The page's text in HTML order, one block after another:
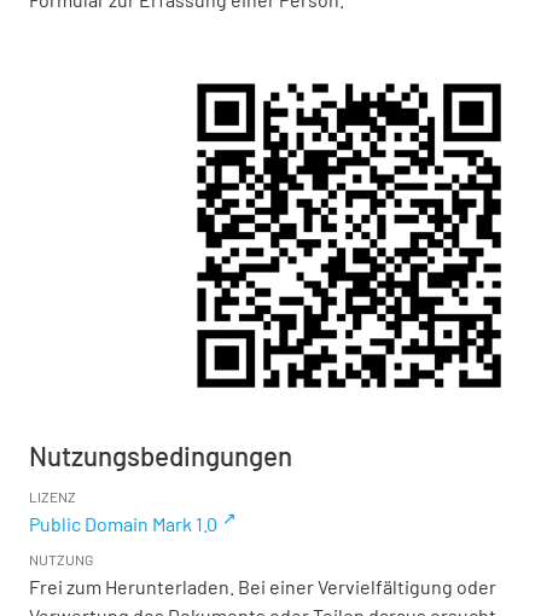
Nutzungsbedingungen
LIZENZ
Public Domain Mark 1.0
NUTZUNG
Frei zum Herunterladen. Bei einer Vervielfältigung oder